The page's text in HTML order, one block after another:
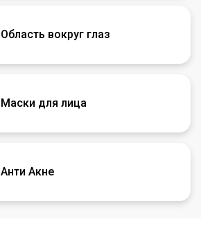
Область вокруг глаз
Маски для лица
Анти Акне